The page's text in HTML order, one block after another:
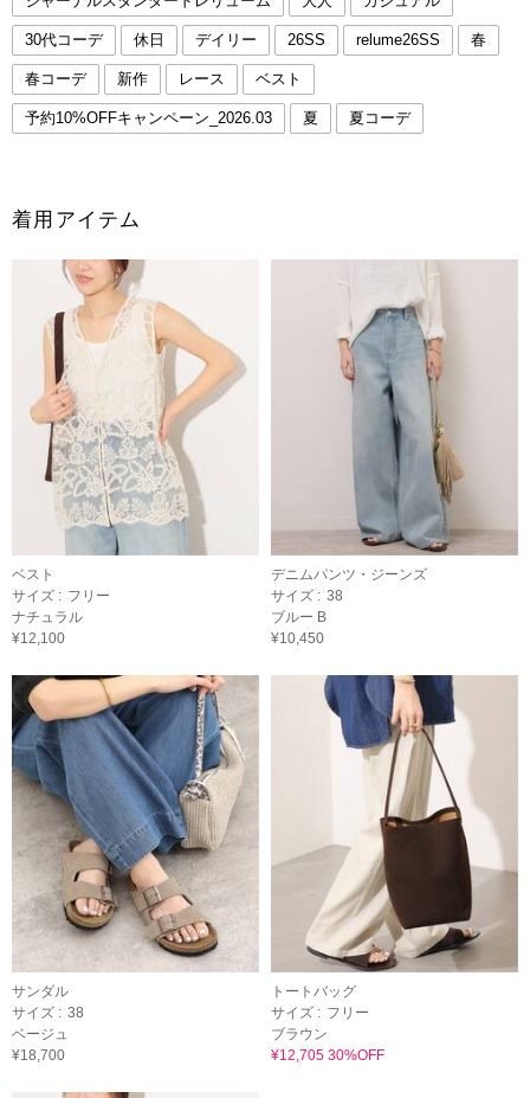
30代コーデ 休日 デイリー 26SS relume26SS 春
春コーデ 新作 レース ベスト
予約10%OFFキャンペーン_2026.03 夏 夏コーデ
着用アイテム
ベスト
サイズ : フリー
ナチュラル
¥12,100
デニムパンツ・ジーンズ
サイズ : 38
ブルー B
¥10,450
サンダル
サイズ : 38
ベージュ
¥18,700
トートバッグ
サイズ : フリー
ブラウン
¥12,705 30%OFF